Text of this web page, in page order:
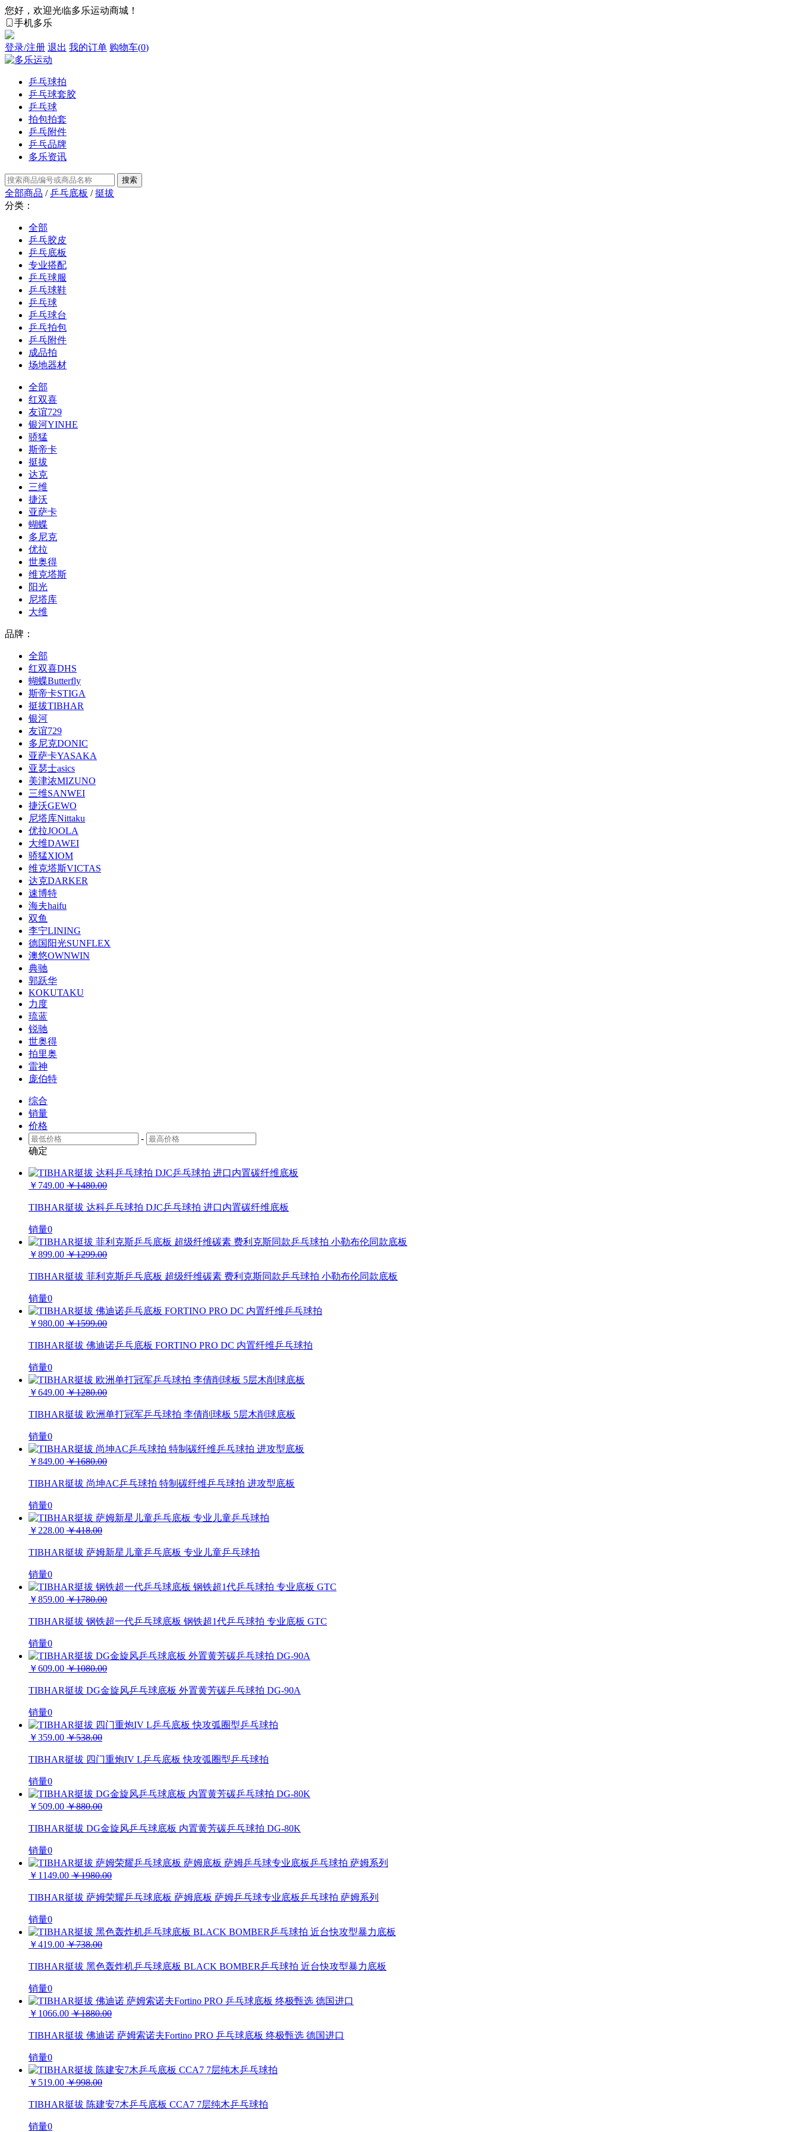
您好，欢迎光临多乐运动商城！
手机多乐
登录/注册 退出 我的订单 购物车(0)
乒乓球拍
乒乓球套胶
乒乓球
拍包拍套
乒乓附件
乒乓品牌
多乐资讯
全部商品 /乒乓底板 /挺拔
分类：
全部
乒乓胶皮
乒乓底板
专业搭配
乒乓球服
乒乓球鞋
乒乓球
乒乓球台
乒乓拍包
乒乓附件
成品拍
场地器材
全部
红双喜
友谊729
银河YINHE
骄猛
斯帝卡
挺拔
达克
三维
捷沃
亚萨卡
蝴蝶
多尼克
优拉
世奥得
维克塔斯
阳光
尼塔库
大维
品牌：
全部
红双喜DHS
蝴蝶Butterfly
斯帝卡STIGA
挺拔TIBHAR
银河
友谊729
多尼克DONIC
亚萨卡YASAKA
亚瑟士asics
美津浓MIZUNO
三维SANWEI
捷沃GEWO
尼塔库Nittaku
优拉JOOLA
大维DAWEI
骄猛XIOM
维克塔斯VICTAS
达克DARKER
速博特
海夫haifu
双鱼
李宁LINING
德国阳光SUNFLEX
澳悠OWNWIN
典驰
郭跃华
KOKUTAKU
力度
琉蓝
锐驰
世奥得
拍里奥
雷神
庞伯特
综合
销量
价格
-
确定
￥749.00 ￥1480.00
TIBHAR挺拔 达科乒乓球拍 DJC乒乓球拍 进口内置碳纤维底板
销量0
￥899.00 ￥1299.00
TIBHAR挺拔 菲利克斯乒乓底板 超级纤维碳素 费利克斯同款乒乓球拍 小勒布伦同款底板
销量0
￥980.00 ￥1599.00
TIBHAR挺拔 佛迪诺乒乓底板 FORTINO PRO DC 内置纤维乒乓球拍
销量0
￥649.00 ￥1280.00
TIBHAR挺拔 欧洲单打冠军乒乓球拍 李倩削球板 5层木削球底板
销量0
￥849.00 ￥1680.00
TIBHAR挺拔 尚坤AC乒乓球拍 特制碳纤维乒乓球拍 进攻型底板
销量0
￥228.00 ￥418.00
TIBHAR挺拔 萨姆新星儿童乒乓底板 专业儿童乒乓球拍
销量0
￥859.00 ￥1780.00
TIBHAR挺拔 钢铁超一代乒乓球底板 钢铁超1代乒乓球拍 专业底板 GTC
销量0
￥609.00 ￥1080.00
TIBHAR挺拔 DG金旋风乒乓球底板 外置黄芳碳乒乓球拍 DG-90A
销量0
￥359.00 ￥538.00
TIBHAR挺拔 四门重炮IV L乒乓底板 快攻弧圈型乒乓球拍
销量0
￥509.00 ￥880.00
TIBHAR挺拔 DG金旋风乒乓球底板 内置黄芳碳乒乓球拍 DG-80K
销量0
￥1149.00 ￥1980.00
TIBHAR挺拔 萨姆荣耀乒乓球底板 萨姆底板 萨姆乒乓球专业底板乒乓球拍 萨姆系列
销量0
￥419.00 ￥738.00
TIBHAR挺拔 黑色轰炸机乒乓球底板 BLACK BOMBER乒乓球拍 近台快攻型暴力底板
销量0
￥1066.00 ￥1880.00
TIBHAR挺拔 佛迪诺 萨姆索诺夫Fortino PRO 乒乓球底板 终极甄选 德国进口
销量0
￥519.00 ￥998.00
TIBHAR挺拔 陈建安7木乒乓底板 CCA7 7层纯木乒乓球拍
销量0